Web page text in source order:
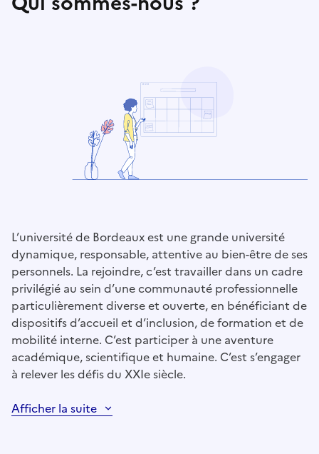
L’université de Bordeaux est une grande université
dynamique, responsable, attentive au bien-être de ses
personnels. La rejoindre, c’est travailler dans un cadre
privilégié au sein d’une communauté professionnelle
particulièrement diverse et ouverte, en bénéficiant de
dispositifs d’accueil et d’inclusion, de formation et de
mobilité interne. C’est participer à une aventure
académique, scientifique et humaine. C’est s’engager
à relever les défis du XXIe siècle.
Afficher la suite